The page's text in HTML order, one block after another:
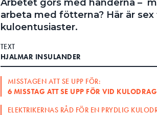
Arbetet görs med händerna –
arbeta med fötterna? Här är
kuloentusiaster.
TEXT
HJALMAR INSULANDER
MISSTAGEN ATT SE UPP FÖR:
6 MISSTAG ATT SE UPP FÖR VID
ELEKTRIKERNAS RÅD FÖR EN PRYDLIG